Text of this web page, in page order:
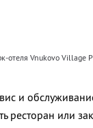
отеля Vnukovo Village
и
ресторан или